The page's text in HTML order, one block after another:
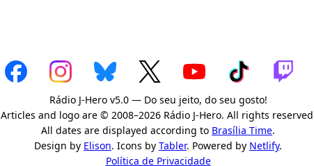
Rádio J-Hero v5.0 — Do seu jeito, do seu gosto!
Articles and logo are © 2008–2026 Rádio J-Hero. All rights
All dates are displayed according to Brasília Time.
Design by Elison. Icons by Tabler. Powered by Netlify.
Política de Privacidade